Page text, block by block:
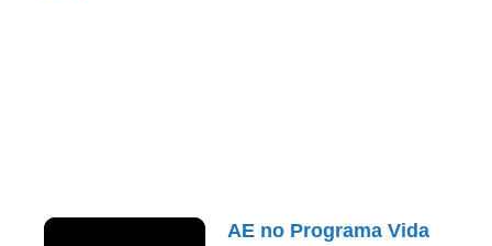
AE no Programa Vida